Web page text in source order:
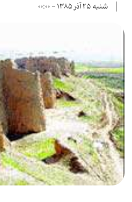
شنبه ۲۵ آذر ۱۳۸۵ - ۰۰:۰۰